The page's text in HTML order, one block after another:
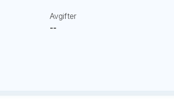
Avgifter
--